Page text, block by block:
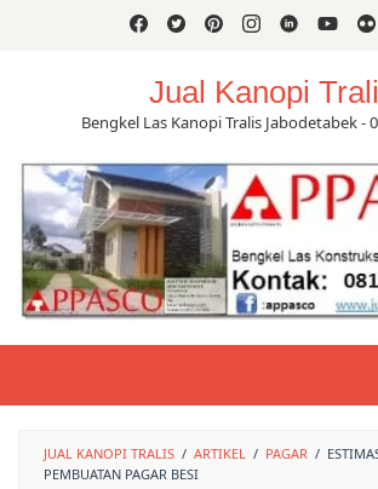
Jual Kanopi
Bengkel Las Kanopi Tralis Jabodetabek -
JUAL KANOPI TRALIS / ARTIKEL / PAGAR /
PEMBUATAN PAGAR BESI